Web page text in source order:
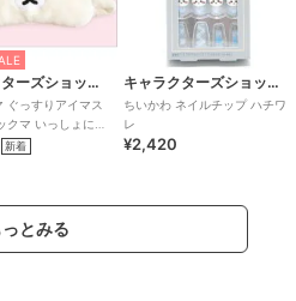
キャラクターズショップ ラフラフ
ぐっすりアイマス
クマ いっしょにす
ーズ
新着
キャラクターズショップ ラフラフ
ちいかわ ネイルチップ ハチワ
レ
¥2,420
っとみる